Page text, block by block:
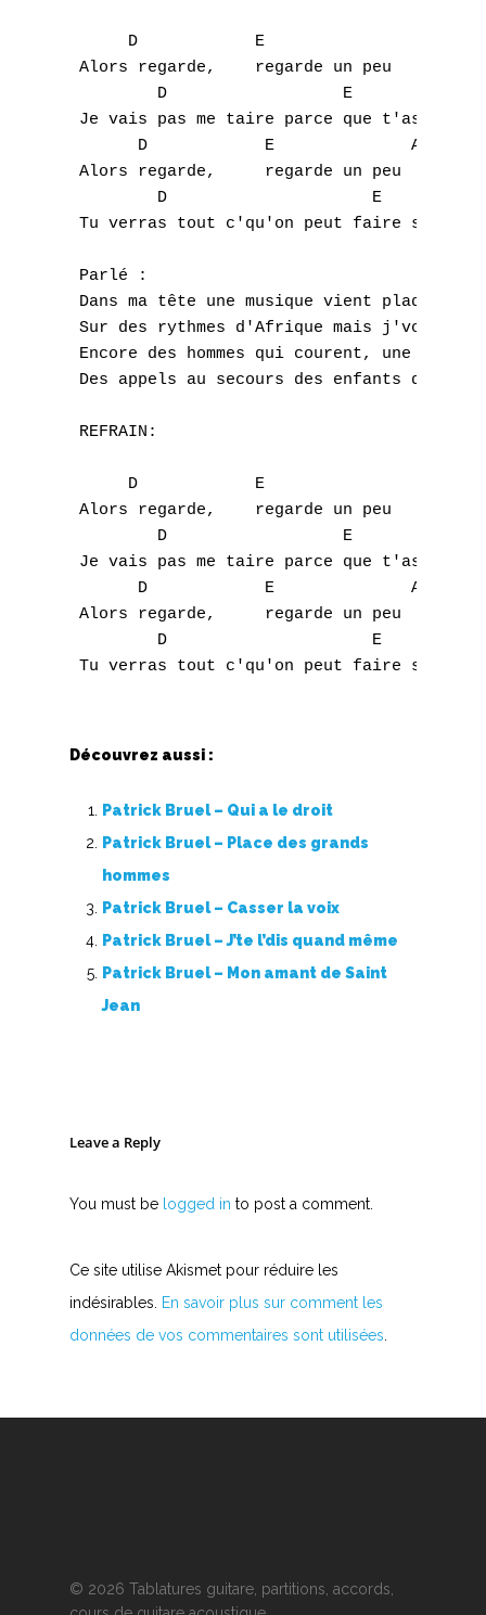
      D  	   E                A   Asus4
Alors regarde,    regarde un peu
D                  E
Je vais pas me taire parce que t'as mal
D            E              A
Alors regarde,     regarde un peu
D                     E
Tu verras tout c'qu'on peut faire si on
Parlé :
Dans ma tête une musique vient plaquer
Sur des rythmes d'Afrique mais j'vois pas
Encore des hommes qui courent, une terre
Des appels au secours des enfants qu'on
REFRAIN:
      D  	   E                A   Asus4
Alors regarde,    regarde un peu
D                  E
Je vais pas me taire parce que t'as mal
D            E              A
Alors regarde,     regarde un peu
D                     E
Découvrez aussi :
Patrick Bruel – Qui a le droit
Patrick Bruel – Place des grands
hommes
Patrick Bruel – Casser la voix
Patrick Bruel – J’te l’dis quand même
Patrick Bruel – Mon amant de Saint
Jean
Leave a Reply
You must be logged in to post a comment.
Ce site utilise Akismet pour réduire les
indésirables.
En savoir plus sur comment les
données de vos commentaires sont utilisées
© 2026 Tablatures guitare, partitions, accords,
M
R
S
Accords de guitare